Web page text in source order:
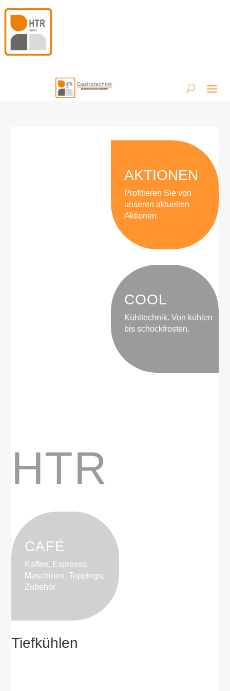
AKTIONEN
Profitieren Sie von
unseren aktuellen
Aktionen.
COOL
Kühltechnik. Von kühlen
bis schockfrosten.
HTR
CAFÉ
Kaffee, Espresso,
Maschinen, Toppings,
Zubehör.
Tiefkühlen